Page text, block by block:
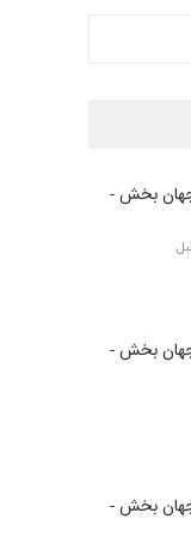
جهان بخش -
جهان بخش -
جهان بخش -